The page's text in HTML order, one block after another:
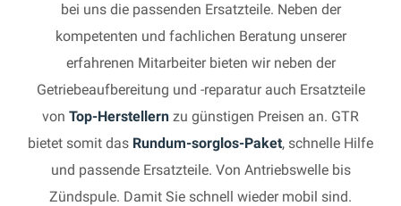
bei uns die passenden Ersatzteile. Neben der
kompetenten und fachlichen Beratung unserer
erfahrenen Mitarbeiter bieten wir neben der
Getriebeaufbereitung und -reparatur auch Ersatzteile
von Top-Herstellern zu günstigen Preisen an. GTR
bietet somit das Rundum-sorglos-Paket, schnelle Hilfe
und passende Ersatzteile. Von Antriebswelle bis
Zündspule. Damit Sie schnell wieder mobil sind.